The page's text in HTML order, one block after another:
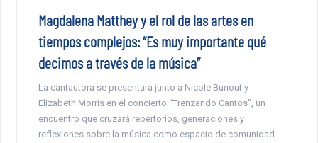
Magdalena Matthey y el rol de las artes en
tiempos complejos: “Es muy importante qué
decimos a través de la música”
La cantautora se presentará junto a Nicole Bunout y
Elizabeth Morris en el concierto “Trenzando Cantos”, un
encuentro que cruzará repertorios, generaciones y
reflexiones sobre la música como espacio de comunidad